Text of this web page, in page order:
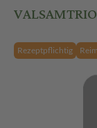
Rezeptpflichtig